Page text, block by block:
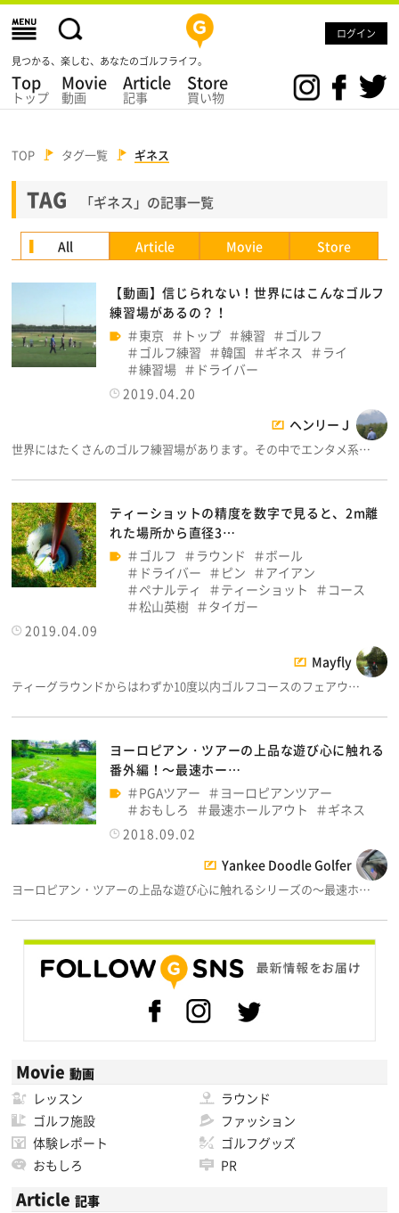
ログイン
見つかる、楽しむ、あなたのゴルフライフ。
Top
トップ
Movie
動画
Article
記事
Store
買い物
TOP タグ一覧 ギネス
TAG 「ギネス」の記事一覧
All Article Movie Store
【動画】信じられない！世界にはこんなゴルフ
練習場があるの？！
東京
トップ 練習
ゴルフ
ゴルフ練習
韓国 ギネス
ライ
練習場
ドライバー
2019.04.20
ヘンリーＪ
世界にはたくさんのゴルフ練習場があります。その中でエンタメ系…
ティーショットの精度を数字で見ると、2m離
れた場所から直径3…
ゴルフ
ラウンド
ボール
ドライバー
ピン
アイアン
ペナルティ
ティーショット
コース
松山英樹
タイガー
2019.04.09
Mayfly
ティーグラウンドからはわずか10度以内ゴルフコースのフェアウ…
ヨーロピアン・ツアーの上品な遊び心に触れる
番外編！～最速ホー…
PGAツアー
ヨーロピアンツアー
おもしろ
最速ホールアウト
ギネス
2018.09.02
Yankee Doodle Golfer
ヨーロピアン・ツアーの上品な遊び心に触れるシリーズの～最速ホ…
Movie 動画
レッスン
ラウンド
ゴルフ施設
ファッション
体験レポート
ゴルフグッズ
おもしろ
PR
Article 記事